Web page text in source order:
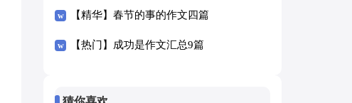
【精华】春节的事的作文四篇
【热门】成功是作文汇总9篇